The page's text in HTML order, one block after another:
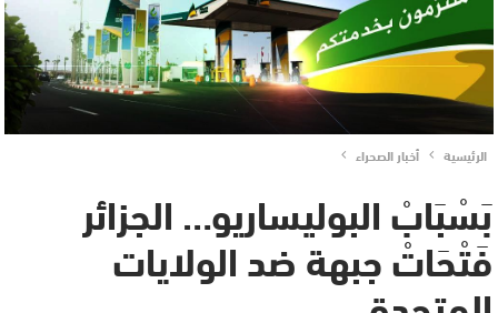
الرئيسية أخبار الصحراء
بَسْبَابْ البوليساريو… الجزائر
فَتْحَاتْ جبهة ضد الولايات